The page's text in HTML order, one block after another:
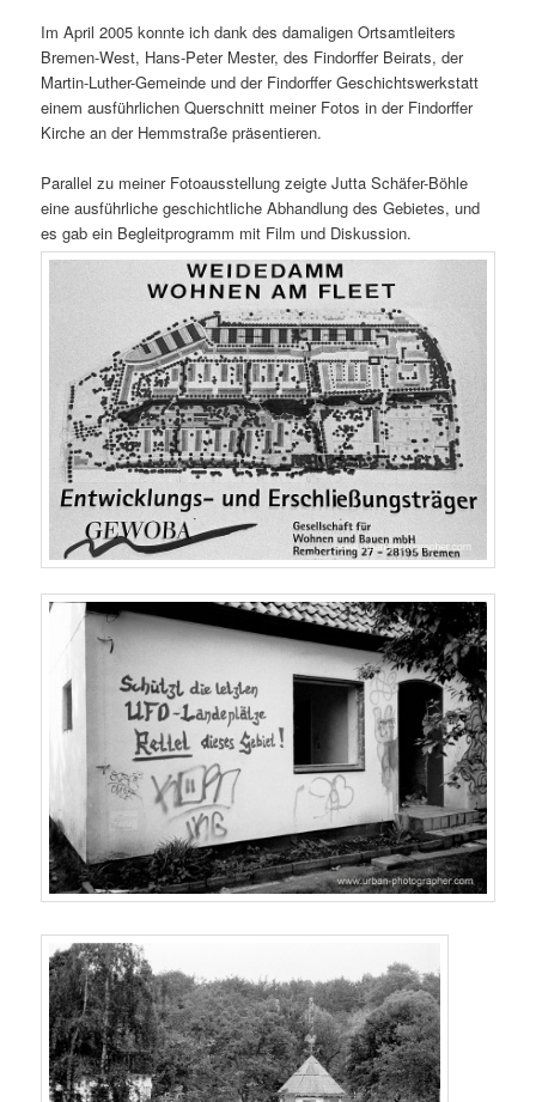
Im April 2005 konnte ich dank des damaligen Ortsamtleiters
Bremen-West, Hans-Peter Mester, des Findorffer Beirats, der
Martin-Luther-Gemeinde und der Findorffer Geschichtswerkstatt
einem ausführlichen Querschnitt meiner Fotos in der Findorffer
Kirche an der Hemmstraße präsentieren.
Parallel zu meiner Fotoausstellung zeigte Jutta Schäfer-Böhle
eine ausführliche geschichtliche Abhandlung des Gebietes, und
es gab ein Begleitprogramm mit Film und Diskussion.